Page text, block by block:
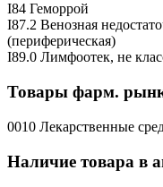
I84 Геморрой
I87.2 Венозная
(периферическая)
I89.0 Лимфоотек, не
Товары фарм.
0010 Лекарственные
Наличие товара в